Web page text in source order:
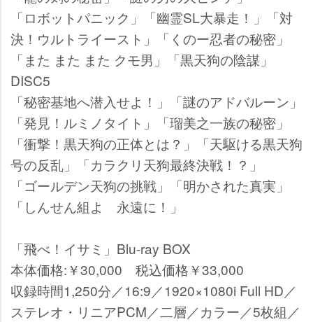
「ロボットパニック」「幽霊SL大暴走！」「対
決！ウルトライースト」「くのー忍者の秘密」
「また また また クモ男」「黒天狗の陰謀」
DISC5
「秘密基地へ潜入せよ！」「謎のアドバルーン」
「発見！ルミノタイト」「瑠美之一族の秘密」
「衝撃！黒天狗の正体とは？」「天駆ける黒天狗
号の反乱」「カラクリ天狗最終決戦！？」
「ゴールデン天狗の挑戦」「明かされた真実」
「しんせん組よ 永遠に！」
「飛べ！イサミ」Blu-ray BOX
本体価格:￥30,000 税込価格￥33,000
収録時間1,250分／16:9／1920×1080i Full HD／
ステレオ・リニアPCM／二層／カラー／5枚組／